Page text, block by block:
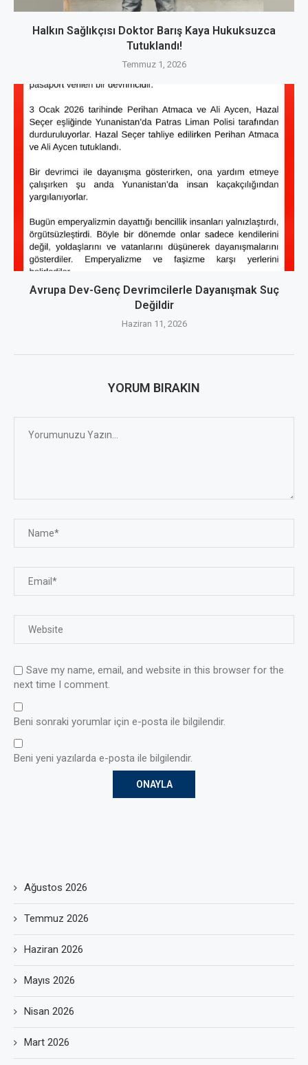
Halkın Sağlıkçısı Doktor Barış Kaya Hukuksuzca
Tutuklandı!
Temmuz 1, 2026
Avrupa Dev-Genç Devrimcilerle Dayanışmak Suç
Değildir
Haziran 11, 2026
YORUM BIRAKIN
Save my name, email, and website in this browser for the
next time I comment.
Beni sonraki yorumlar için e-posta ile bilgilendir.
Beni yeni yazılarda e-posta ile bilgilendir.
Ağustos 2026
Temmuz 2026
Haziran 2026
Mayıs 2026
Nisan 2026
Mart 2026